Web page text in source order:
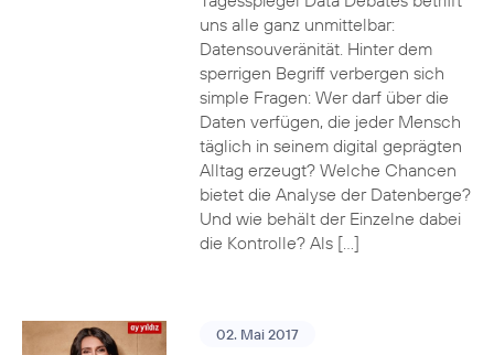
uns alle ganz unmittelbar:
Datensouveränität. Hinter dem
sperrigen Begriff verbergen sich
simple Fragen: Wer darf über die
Daten verfügen, die jeder Mensch
täglich in seinem digital geprägten
Alltag erzeugt? Welche Chancen
bietet die Analyse der Datenberge?
Und wie behält der Einzelne dabei
die Kontrolle? Als […]
02. Mai 2017